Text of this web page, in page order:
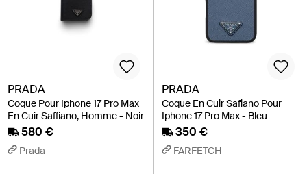
PRADA
Coque Pour Iphone 17 Pro Max
En Cuir Saffiano, Homme - Noir
580 €
Prada
PRADA
Coque En Cuir Safiano Pour
Iphone 17 Pro Max - Bleu
350 €
FARFETCH